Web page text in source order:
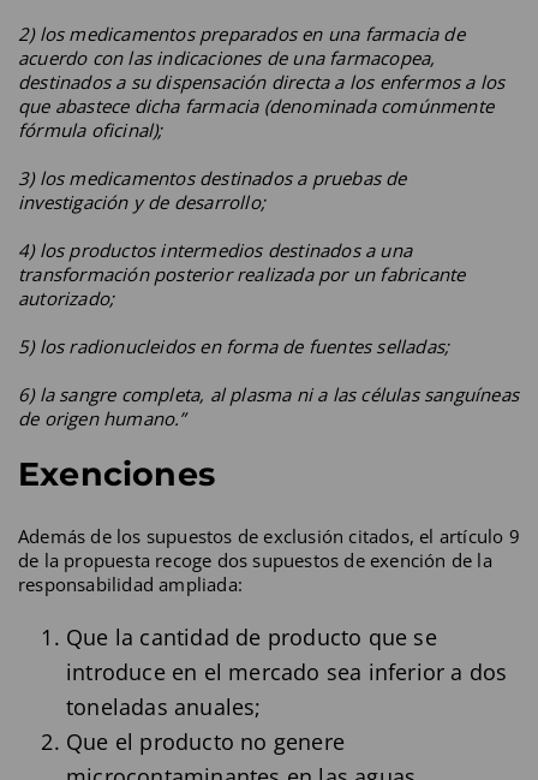
2) los medicamentos preparados en una farmacia de
acuerdo con las indicaciones de una farmacopea,
destinados a su dispensación directa a los enfermos a los
que abastece dicha farmacia (denominada comúnmente
fórmula oficinal);
3) los medicamentos destinados a pruebas de
investigación y de desarrollo;
4) los productos intermedios destinados a una
transformación posterior realizada por un fabricante
autorizado;
5) los radionucleidos en forma de fuentes selladas;
6) la sangre completa, al plasma ni a las células sanguíneas
de origen humano.”
Exenciones
Además de los supuestos de exclusión citados, el artículo 9
de la propuesta recoge dos supuestos de exención de la
responsabilidad ampliada:
Que la cantidad de producto que se
introduce en el mercado sea inferior a dos
toneladas anuales;
Que el producto no genere